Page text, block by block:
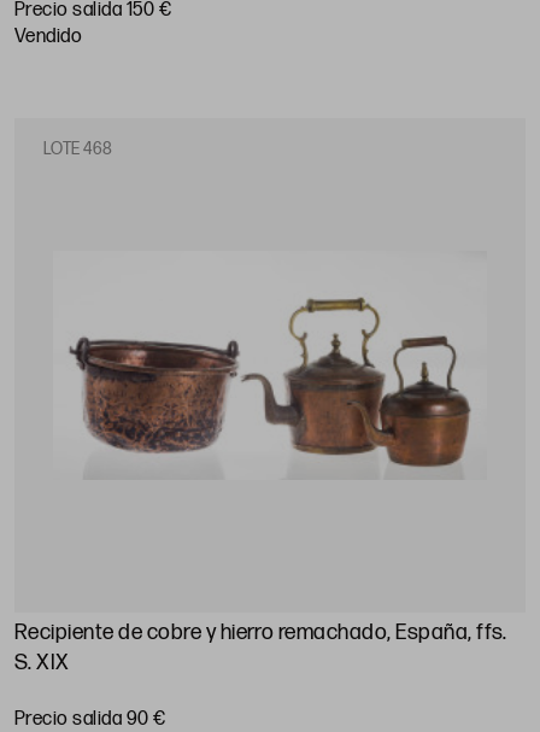
Precio salida 150 €
vendido
LOTE 468
Recipiente de cobre y hierro remachado, España, ffs.
S. XIX
Precio salida 90 €